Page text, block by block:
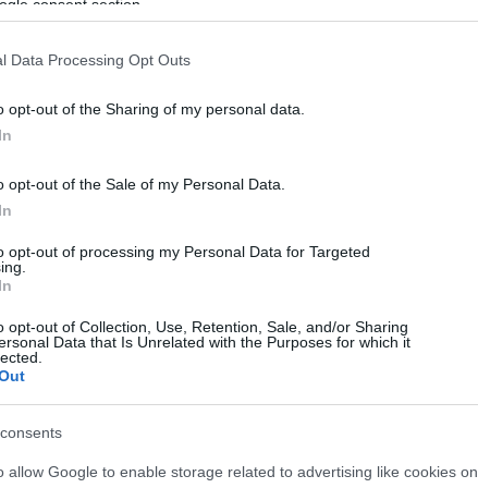
consent section.
Data Processing Opt Outs
opt-out of the Sharing of my personal data.
opt-out of the Sale of my Personal Data.
opt-out of processing my Personal Data for Targeted
opt-out of Collection, Use, Retention, Sale, and/or Sharing
Data that Is Unrelated with the Purposes for which it
allow Google to enable storage related to advertising like cookies on
védőszentjeként tisztelt Szent Lukács nevét, és
és a gyógyító személyzet számára épült Maria
Paks II.: Mit jelent az 5. blokk új
Elkészült a Liszt Ferenc repülőtér